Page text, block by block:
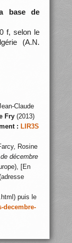
base de
f, selon le
(A.N.
Claude
Fry(2013)
: LIR3S
Rosine
décembre
[En
puis le
decembre-